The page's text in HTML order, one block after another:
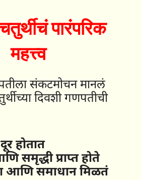
पारंपरिक
महत्त्व
संकटमोचन मानलं
दिवशी गणपतीची
होतात
समृद्धी प्राप्त होते
आणि समाधान मिळतं